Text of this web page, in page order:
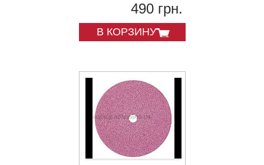
490 грн.
В КОРЗИНУ